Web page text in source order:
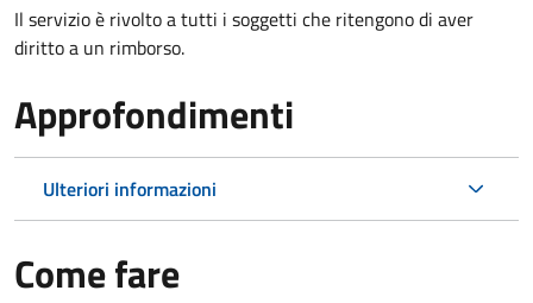
Il servizio è rivolto a tutti i soggetti che ritengono di aver
diritto a un rimborso.
Approfondimenti
Ulteriori informazioni
Come fare